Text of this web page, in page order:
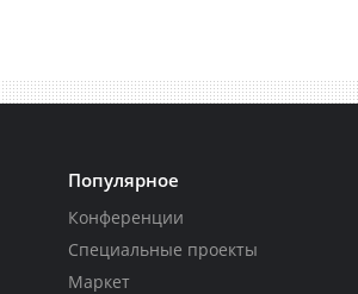
Популярное
Конференции
Специальные проекты
Маркет